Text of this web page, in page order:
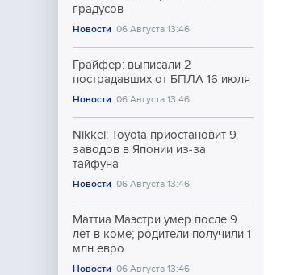
градусов
Новости 06 Августа 13:46
Грайфер: выписали 2
пострадавших от БПЛА 16 июля
Новости 06 Августа 13:46
Nikkei: Toyota приостановит 9
заводов в Японии из-за
тайфуна
Новости 06 Августа 13:46
Маттиа Маэстри умер после 9
лет в коме; родители получили 1
млн евро
Новости 06 Августа 13:46